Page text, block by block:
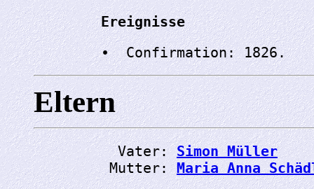
Ereignisse
Eltern
          Vater:
Simon Müller
         Mutter:
Maria Anna